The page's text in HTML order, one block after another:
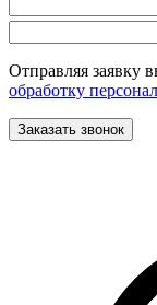
Отправляя заявку
обработку